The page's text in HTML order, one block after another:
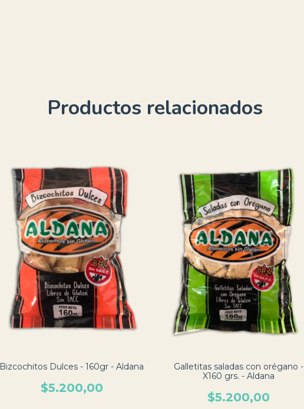
Productos relacionados
Bizcochitos Dulces - 160gr - Aldana
$5.200,00
Galletitas saladas con orégano -
X160 grs. - Aldana
$5.200,00